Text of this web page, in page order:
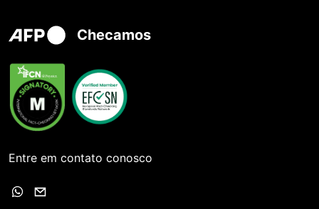
Checamos
Entre em contato conosco